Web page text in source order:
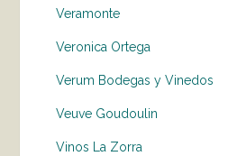
Veramonte
Veronica Ortega
Verum Bodegas y Vinedos
Veuve Goudoulin
Vinos La Zorra